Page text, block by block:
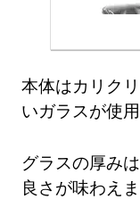
本体はカリク
いガラスが使
グラスの厚み
良さが味わえま